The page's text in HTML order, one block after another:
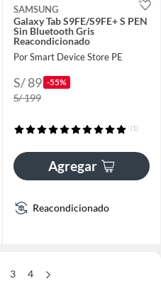
SAMSUNG
Galaxy Tab S9FE/S9FE+ S PEN
Sin Bluetooth Gris
Reacondicionado
Por Smart Device Store PE
S/ 89 -55%
S/ 199
(1)
Agregar
Reacondicionado
3 4